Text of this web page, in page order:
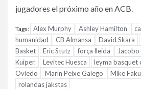
jugadores el próximo año en ACB.
Tags: Alex Murphy Ashley Hamilton
humanidad
CB Almansa David Skara
Basket
Eric Stutz força lleida
Kuiper.
Levitec Huesca leyma basquet
Oviedo
Marín Peixe Galego Mike
rolandas jakstas